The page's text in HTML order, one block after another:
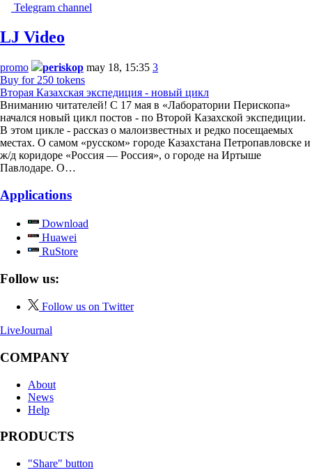
Telegram channel
LJ Video
promo periskop may 18, 15:35 3
Buy for 250 tokens
Вторая Казахская экспедиция - новый цикл
Вниманию читателей! С 17 мая в «Лаборатории Перископа»
начался новый цикл постов - по Второй Казахской экспедиции.
В этом цикле - рассказ о малоизвестных и редко посещаемых
местах. О самом «русском» городе Казахстана Петропавловске и
ж/д коридоре «Россия — Россия», о городе на Иртыше
Павлодаре. О…
Applications
Download
Huawei
RuStore
Follow us:
Follow us on Twitter
LiveJournal
COMPANY
About
News
Help
PRODUCTS
"Share" button